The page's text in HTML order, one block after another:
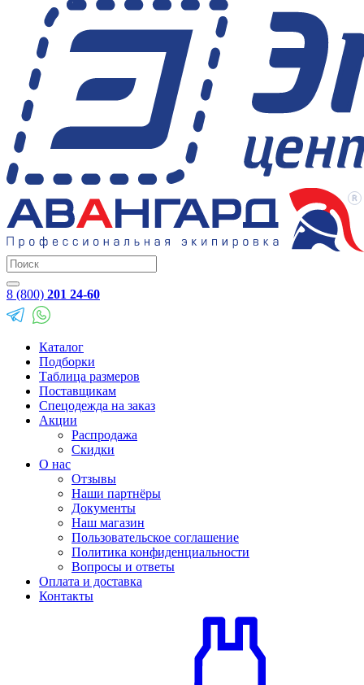
8 (800) 201 24-60
Каталог
Подборки
Таблица размеров
Поставщикам
Спецодежда на заказ
Акции
Распродажа
Скидки
О нас
Отзывы
Наши партнёры
Документы
Наш магазин
Пользовательское соглашение
Политика конфиденциальности
Вопросы и ответы
Оплата и доставка
Контакты